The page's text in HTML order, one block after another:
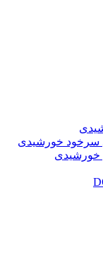
سرخود خورشیدی
خورشیدی